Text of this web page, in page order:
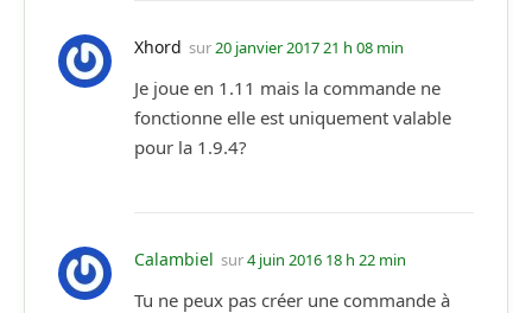
Xhord sur20 janvier 2017 21 h 08 min
Je joue en 1.11 mais la commande ne
fonctionne elle est uniquement valable
pour la 1.9.4?
Calambiel sur4 juin 2016 18 h 22 min
Tu ne peux pas créer une commande à